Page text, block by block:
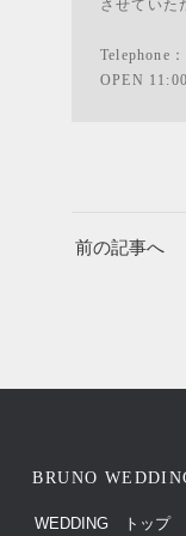
させていた
Telephone
OPEN
前の記事へ
BRUNO
WEDDING トップ